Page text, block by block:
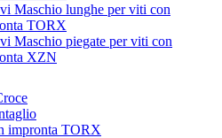
Maschio lunghe per viti con
TORX
Maschio piegate per viti con
XZN
impronta TORX